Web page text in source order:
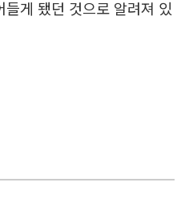
게 됐던 것으로 알려져 있